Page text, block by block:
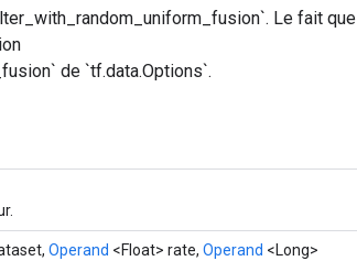
Le fait que
de `tf.data.Options`.
Operand <Float> rate, Operand <Long>